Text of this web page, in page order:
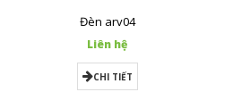
Đèn arv04
Liên hệ
CHI TIẾT